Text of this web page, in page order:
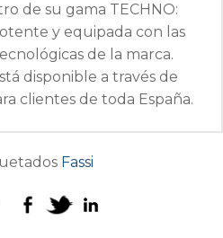
de su gama TECHNO:
y equipada con las
de la marca.
disponible a través de
clientes de toda España.
Fassi